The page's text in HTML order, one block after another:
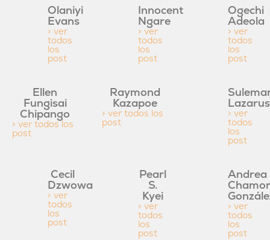
Olaniyi
Evans
> ver
todos
los
post
Innocent
Ngare
> ver
todos
los
post
Ogechi
Adeola
> ver
todos
los
post
Ellen
Fungisai
Chipango
> ver todos los
post
Raymond
Kazapoe
> ver todos los
post
Lazarus
> ver
todos
los
post
Cecil
Dzwowa
> ver
todos
los
post
Pearl
S.
Kyei
> ver
todos
los
post
Andrea
> ver
todos
los
post